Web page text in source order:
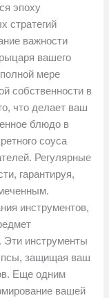
эпоху
стратегий
важности
вашего
мере
собственности в
что делает ваш
блюдо в
соуса
Регулярные
гарантируя,
инструментов,
Эти инструменты
псы, защищая ваш
Еще одним
вашей